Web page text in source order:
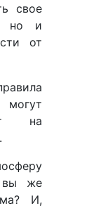
свое
но и
от
на
вы же
И,